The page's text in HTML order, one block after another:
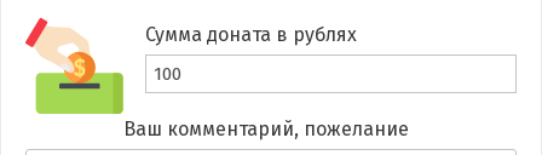
Сумма доната в рублях
Ваш комментарий, пожелание